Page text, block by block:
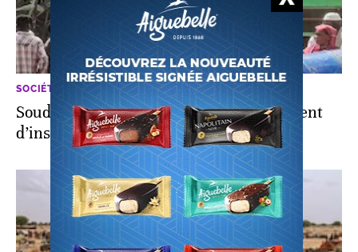
SOCIÉTÉ
Soudan: 18 millions de personnes souffrent
d’insécurité alimentaire aiguë (ONU)